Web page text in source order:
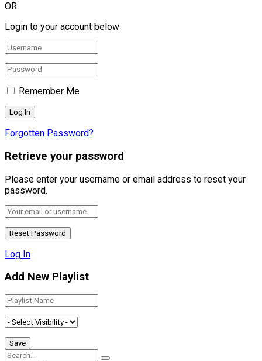
OR
Login to your account below
Remember Me
Forgotten Password?
Retrieve your password
Please enter your username or email address to reset your
password.
Log In
Add New Playlist